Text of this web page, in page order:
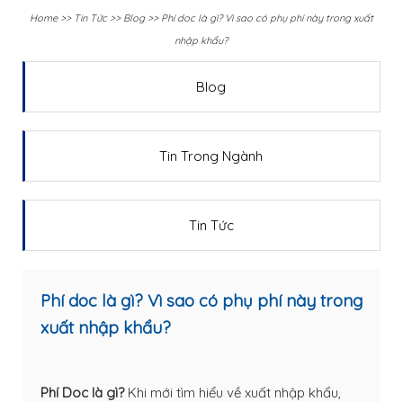
Home>> Tin Tức>> Blog>> Phí doc là gì? Vì sao có phụ phí này trong xuất
nhập khẩu?
Blog
Tin Trong Ngành
Tin Tức
Phí doc là gì? Vì sao có phụ phí này trong
xuất nhập khẩu?
Phí Doc là gì?Khi mới tìm hiểu về xuất nhập khẩu,